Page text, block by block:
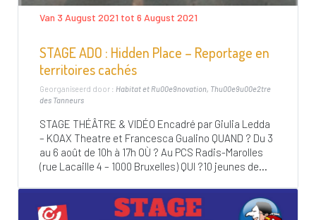
Van 3 August 2021 tot 6 August 2021
STAGE ADO : Hidden Place – Reportage en
territoires cachés
Georganiseerd door : Habitat et Ru00e9novation Thu00e9u00e2tre
des Tanneurs
STAGE THÉÂTRE & VIDÉO Encadré par Giulia Ledda
– KOAX Theatre et Francesca Gualino QUAND ? Du 3
au 6 août de 10h à 17h OÙ ? Au PCS Radis-Marolles
(rue Lacaille 4 – 1000 Bruxelles) QUI ?10 jeunes de...